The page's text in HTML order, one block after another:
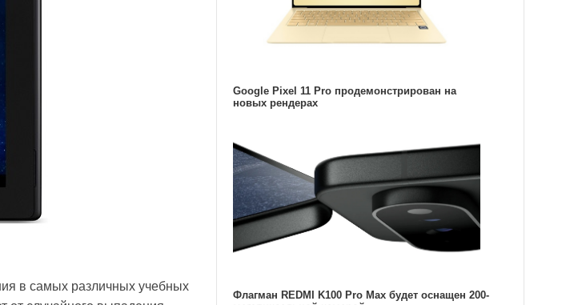
в самых различных учебных
Google Pixel 11 Pro продемонстрирован на
новых рендерах
Флагман REDMI K100 Pro Max будет оснащен 200-